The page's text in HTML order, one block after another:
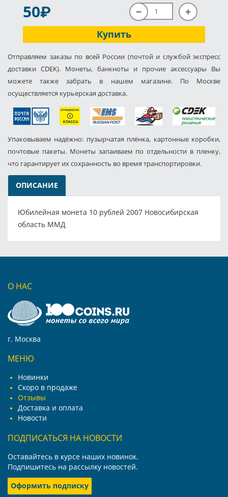
50P
Купить
Отправляем заказы по всей России (почтой и службой экспресс
доставки CDEK). Монеты, банкноты и прочие аксессуары Вы
можете также забрать в нашем магазине. По Москве
осуществляется курьерская доставка.
Упаковываем надёжно: пузырчатая плёнка, картонные коробки,
почтовые пакеты. Монеты запаиваем по отдельности в пленку,
что гарантирует их сохранность во время транспортировки.
ОПИСАНИЕ
Юбилейная монета 10 рублей 2007 Новосибирская
область ММД
О НАС
г. Москва
МЕНЮ
Новинки
Скоро в продаже
Отзывы
Доставка и оплата
Новости
ПОДПИСАТЬСЯ НА НОВОСТИ
Оставайтесь в курсе наших новинок.
Подпишитесь на рассылку новостей.
Оформить подписку